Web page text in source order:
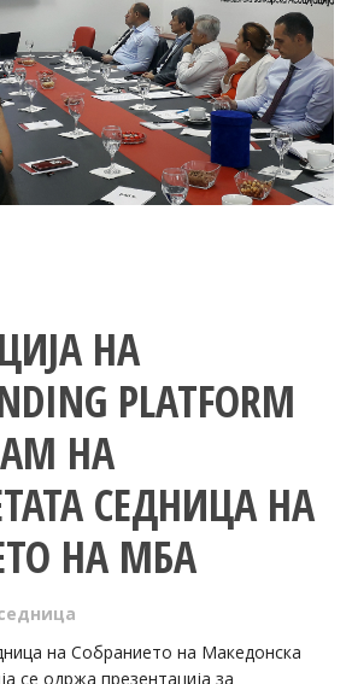
НА
PLATFORM
НА
СЕДНИЦА НА
НА МБА
на Собранието на Македонска
се одржа презентација за